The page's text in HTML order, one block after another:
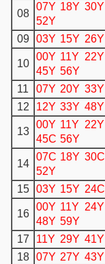
08
07Y 18Y 30Y
52Y
09
03Y 15Y 26Y
10
00Y 11Y 22Y
45Y 56Y
11
07Y 20Y 33Y
12
12Y 33Y 48Y
13
00Y 11Y 22Y
45C 56Y
14
07C 18Y 30C
52Y
15
03Y 15Y 24C
16
00Y 11Y 24Y
48Y 59Y
17
11Y 29Y 41Y
18
07Y 27Y 43Y